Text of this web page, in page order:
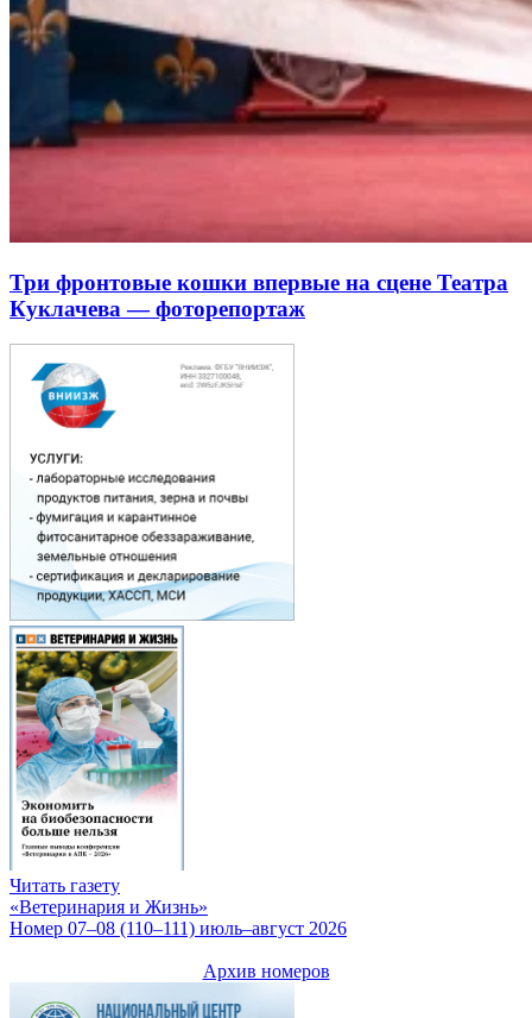
Три фронтовые кошки впервые на сцене Театра
Куклачева — фоторепортаж
Читать газету
«Ветеринария и Жизнь»
Номер 07–08 (110–111) июль–август 2026
Архив номеров